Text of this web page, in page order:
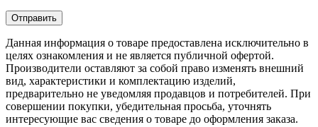
Данная информация о товаре предоставлена исключительно в
целях ознакомления и не является публичной офертой.
Производители оставляют за собой право изменять внешний
вид, характеристики и комплектацию изделий,
предварительно не уведомляя продавцов и потребителей. При
совершении покупки, убедительная просьба, уточнять
интересующие вас сведения о товаре до оформления заказа.